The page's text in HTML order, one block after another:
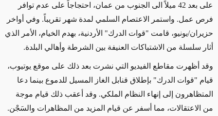
على بعد 42 ميلاً الى الجنوب من عمان، احتجاجاً على عدم توافر
فرص عمل. واستمر الاعتصام السلمي لمدة شهر تقريباً. وفي أواخر
حزيران/يونيو، قامت "قوات الدرك" الأردنية، بهدم الخيام، الأمر الذي
أثار سلسلة من الاشتباكات العنيفة بين الشرطة وأهالي البلدة.
وقد أظهرت مقاطع الفيديو التي نشرت بعد ذلك على موقع يوتيوب،
قيام "قوات الدرك" بإطلاق قنابل الغاز المسيل للدموع بينما دعا
المتظاهرون إلى إنهاء النظام الملكي. وقد أعقب ذلك قيام موجة
من الاعتقالات، مما أسفر عن قيام المزيد من المظاهرات والسَجْن.